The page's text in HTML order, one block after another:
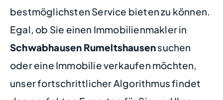
bestmöglichsten Service bieten zu können.
Egal, ob Sie einen Immobilienmakler in
Schwabhausen Rumeltshausensuchen
oder eine Immobilie verkaufen möchten,
unser fortschrittlicher Algorithmus findet